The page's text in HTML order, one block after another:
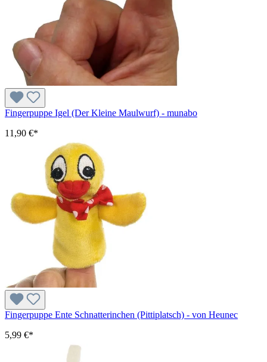
Fingerpuppe Igel (Der Kleine Maulwurf) - munabo
11,90 €*
Fingerpuppe Ente Schnatterinchen (Pittiplatsch) - von Heunec
5,99 €*